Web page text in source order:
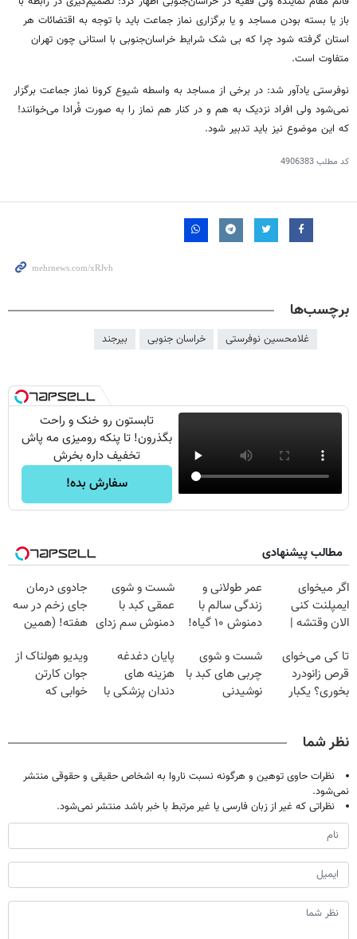
باز یا بسته بودن مساجد و یا برگزاری نماز جماعت باید با توجه به اقتضائات هر
استان گرفته شود چرا که بی شک شرایط خراسان‌جنوبی با استانی چون تهران
متفاوت است.
نوفرستی یادآور شد: در برخی از مساجد به واسطه شیوع کرونا نماز جماعت برگزار
نمی‌شود ولی افراد نزدیک به هم و در کنار هم نماز را به صورت فُرادا می‌خوانند!
که این موضوع نیز باید تدبیر شود.
کد مطلب4906383
برچسب‌ها
غلامحسین نوفرستی خراسان جنوبی بیرجند
تابستون رو خنک و راحت
بگذرون! تا پنکه رومیزی مه پاش
تخفیف داره بخرش
سفارش بده!
مطالب پیشنهادی
اگر میخوای
ایمپلنت کنی
الان وقتشه |
میلیون تومان!!!
عمر طولانی و
زندگی سالم با
دمنوش ۱۰ گیاه!
شست و شوی
عمقی کبد با
دمنوش سم زدای
جادوی درمان
جای زخم در سه
هفته! (همین
صحبت کنید)
تا کی می‌خوای
قرص زانودرد
بخوری؟ یکبار
شست و شوی
چربی های کبد با
نوشیدنی
پایان دغدغه
هزینه های
دندان پزشکی با
ویدیو هولناک از
جوان کارتن
خوابی که
نظر شما
نظرات حاوی توهین و هرگونه نسبت ناروا به اشخاص حقیقی و حقوقی منتشر
نمی‌شود.
نظراتی که غیر از زبان فارسی یا غیر مرتبط با خبر باشد منتشر نمی‌شود.